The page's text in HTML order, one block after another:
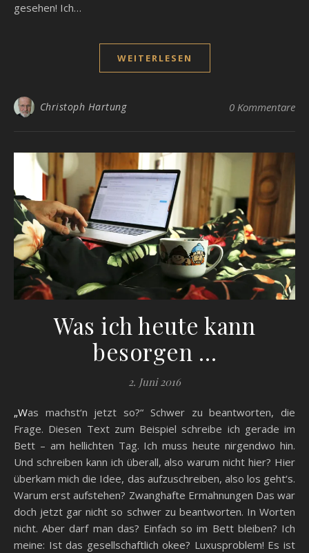
gesehen! Ich…
WEITERLESEN
Christoph Hartung 0 Kommentare
Was ich heute kann
besorgen …
2. Juni 2016
„Was machst‘n jetzt so?“ Schwer zu beantworten, die
Frage. Diesen Text zum Beispiel schreibe ich gerade im
Bett – am hellichten Tag. Ich muss heute nirgendwo hin.
Und schreiben kann ich überall, also warum nicht hier? Hier
überkam mich die Idee, das aufzuschreiben, also los geht‘s.
Warum erst aufstehen? Zwanghafte Ermahnungen Das war
doch jetzt gar nicht so schwer zu beantworten. In Worten
nicht. Aber darf man das? Einfach so im Bett bleiben? Ich
meine: Ist das gesellschaftlich okee? Luxusproblem! Es ist